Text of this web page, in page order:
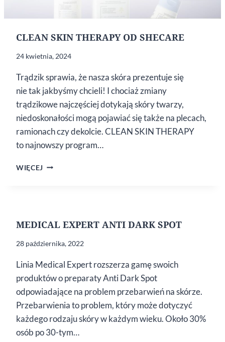
CLEAN SKIN THERAPY OD SHECARE
24 kwietnia, 2024
Trądzik sprawia, że nasza skóra prezentuje się
nie tak jakbyśmy chcieli! I chociaż zmiany
trądzikowe najczęściej dotykają skóry twarzy,
niedoskonałości mogą pojawiać się także na plecach,
ramionach czy dekolcie. CLEAN SKIN THERAPY
to najnowszy program…
WIĘCEJ CLEAN
MEDICAL EXPERT ANTI DARK SPOT
28 października, 2022
Linia Medical Expert rozszerza gamę swoich
produktów o preparaty Anti Dark Spot
odpowiadające na problem przebarwień na skórze.
Przebarwienia to problem, który może dotyczyć
każdego rodzaju skóry w każdym wieku. Około 30%
osób po 30-tym…